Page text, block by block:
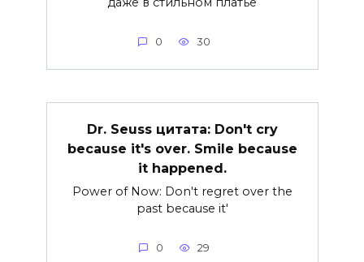
0 30
Dr. Seuss цитата: Don't cry
because it's over. Smile because
it happened.
Power of Now: Don't regret over the
past because it'
0 29